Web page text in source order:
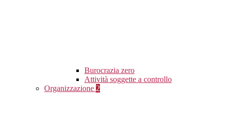
Burocrazia zero
Attività soggette a controllo
Organizzazione 2